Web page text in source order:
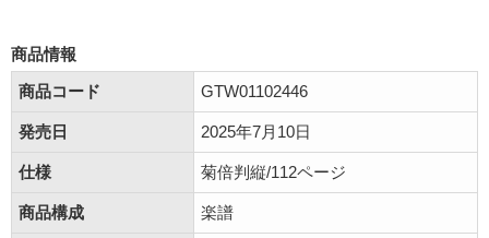
商品情報
商品コード
GTW01102446
発売日 2025年7月10日
仕様 菊倍判縦/112ページ
商品構成 楽譜